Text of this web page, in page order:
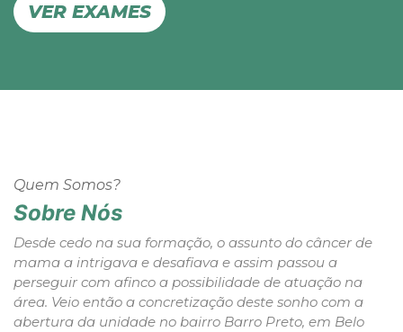
VER EXAMES
Quem Somos?
Sobre Nós
Desde cedo na sua formação, o assunto do câncer de
mama a intrigava e desafiava e assim passou a
perseguir com afinco a possibilidade de atuação na
área. Veio então a concretização deste sonho com a
abertura da unidade no bairro Barro Preto, em Belo